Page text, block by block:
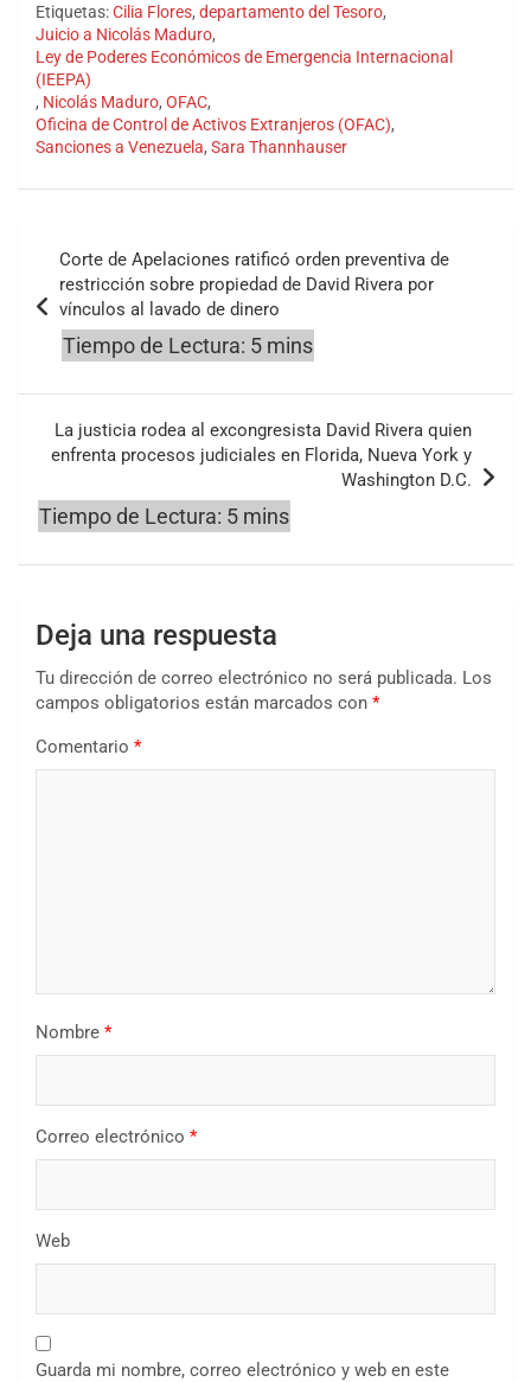
Etiquetas:Cilia Flores, departamento del Tesoro,
Juicio a Nicolás Maduro,
Ley de Poderes Económicos de Emergencia Internacional
(IEEPA)
, Nicolás Maduro, OFAC,
Oficina de Control de Activos Extranjeros (OFAC),
Sanciones a Venezuela, Sara Thannhauser
entradas
Corte de Apelaciones ratificó orden preventiva de
restricción sobre propiedad de David Rivera por
vínculos al lavado de dinero
La justicia rodea al excongresista David Rivera quien
enfrenta procesos judiciales en Florida, Nueva York y
Washington D.C.
Deja una respuesta
Tu dirección de correo electrónico no será publicada. Los
campos obligatorios están marcados con *
Comentario *
Nombre *
Correo electrónico *
Web
Guarda mi nombre, correo electrónico y web en este